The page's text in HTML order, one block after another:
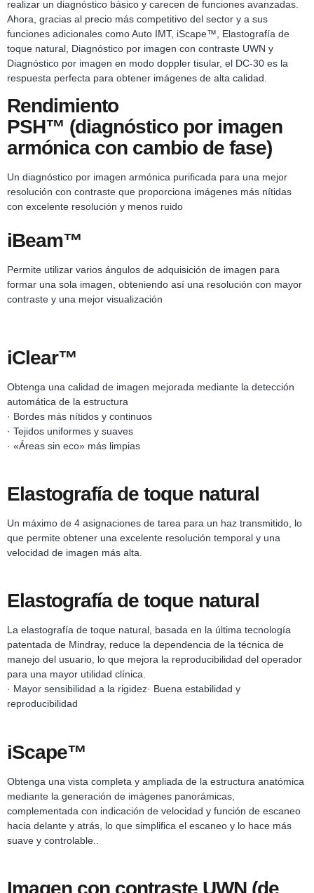
realizar un diagnóstico básico y carecen de funciones avanzadas.
Ahora, gracias al precio más competitivo del sector y a sus
funciones adicionales como Auto IMT, iScape™, Elastografía de
toque natural, Diagnóstico por imagen con contraste UWN y
Diagnóstico por imagen en modo doppler tisular, el DC-30 es la
respuesta perfecta para obtener imágenes de alta calidad.
Rendimiento
PSH™ (diagnóstico por imagen
armónica con cambio de fase)
Un diagnóstico por imagen armónica purificada para una mejor
resolución con contraste que proporciona imágenes más nítidas
con excelente resolución y menos ruido
iBeam™
Permite utilizar varios ángulos de adquisición de imagen para
formar una sola imagen, obteniendo así una resolución con mayor
contraste y una mejor visualización
iClear™
Obtenga una calidad de imagen mejorada mediante la detección
automática de la estructura
· Bordes más nítidos y continuos
· Tejidos uniformes y suaves
· «Áreas sin eco» más limpias
Elastografía de toque natural
Un máximo de 4 asignaciones de tarea para un haz transmitido, lo
que permite obtener una excelente resolución temporal y una
velocidad de imagen más alta.
Elastografía de toque natural
La elastografía de toque natural, basada en la última tecnología
patentada de Mindray, reduce la dependencia de la técnica de
manejo del usuario, lo que mejora la reproducibilidad del operador
para una mayor utilidad clínica.
· Mayor sensibilidad a la rigidez· Buena estabilidad y
reproducibilidad
iScape™
Obtenga una vista completa y ampliada de la estructura anatómica
mediante la generación de imágenes panorámicas,
complementada con indicación de velocidad y función de escaneo
hacia delante y atrás, lo que simplifica el escaneo y lo hace más
suave y controlable..
Imagen con contraste UWN (de